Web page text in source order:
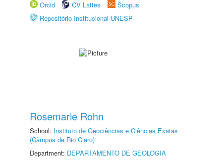
Orcid
CV Lattes
Scopus
Repositório Institucional UNESP
Rosemarie Rohn
School: Instituto de Geociências e Ciências Exatas
(Câmpus de Rio Claro)
Department: DEPARTAMENTO DE GEOLOGIA